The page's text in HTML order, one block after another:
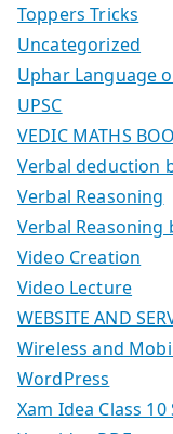
Toppers Tricks
Uncategorized
Uphar Language
UPSC
VEDIC MATHS
Verbal deduction
Verbal Reasoning
Verbal Reasoning
Video Creation
Video Lecture
WEBSITE AND
Wireless and
WordPress
Xam Idea Class